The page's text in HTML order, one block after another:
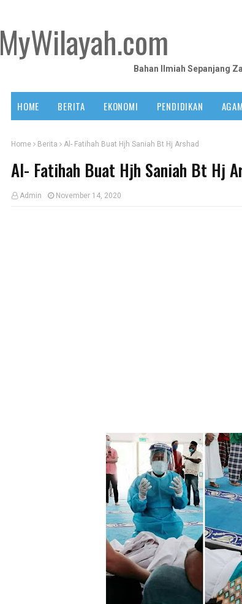
MyWilayah.com
Bahan Ilmiah Sepanjang
HOME BERITA EKONOMI PENDIDIKAN
Home Berita Al- Fatihah Buat Hjh Saniah Bt Hj Arshad
Al- Fatihah Buat Hjh Saniah Bt Hj
Admin November 14, 2020